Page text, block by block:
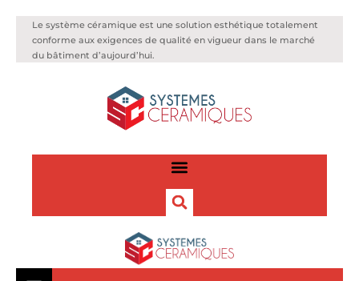
Le système céramique est une solution esthétique totalement
conforme aux exigences de qualité en vigueur dans le marché
du bâtiment d’aujourd’hui.